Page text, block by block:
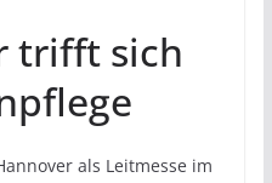
trifft sich
als Leitmesse im